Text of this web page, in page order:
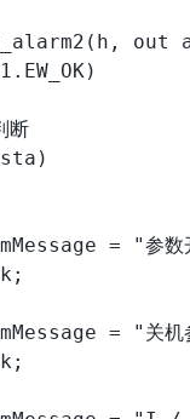
out
断
= "参数
= "关机